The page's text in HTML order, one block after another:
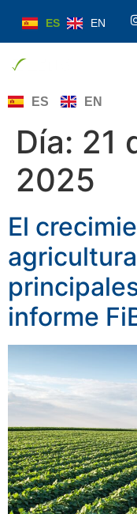
ES EN
ES EN
Día: 21
2025
El
informe